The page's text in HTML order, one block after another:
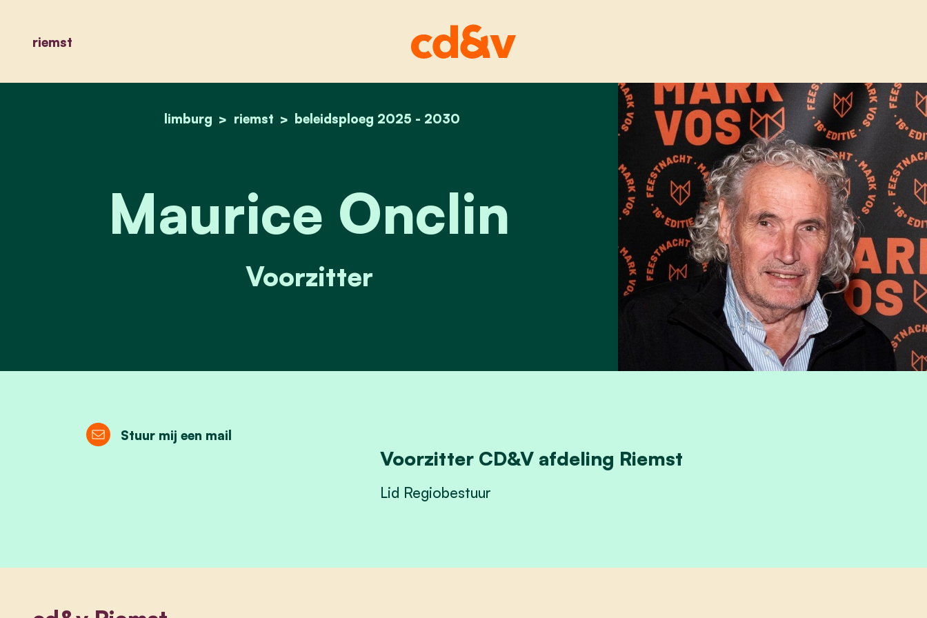
riemst
home
limburg riemst beleidsploeg 2025 - 2030
maurice onclin
Maurice Onclin
Voorzitter
Voorzitter CD&V afdeling Riemst
Lid Regiobestuur
Stuur mij een mail